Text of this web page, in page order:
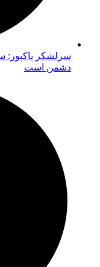
سرلشکر پاکپور:
دشمن است